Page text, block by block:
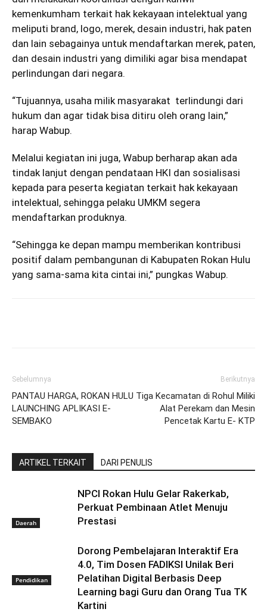
kemenkumham terkait hak kekayaan intelektual yang
meliputi brand, logo, merek, desain industri, hak paten
dan lain sebagainya untuk mendaftarkan merek, paten,
dan desain industri yang dimiliki agar bisa mendapat
perlindungan dari negara.
“Tujuannya, usaha milik masyarakat terlindungi dari
hukum dan agar tidak bisa ditiru oleh orang lain,”
harap Wabup.
Melalui kegiatan ini juga, Wabup berharap akan ada
tindak lanjut dengan pendataan HKI dan sosialisasi
kepada para peserta kegiatan terkait hak kekayaan
intelektual, sehingga pelaku UMKM segera
mendaftarkan produknya.
“Sehingga ke depan mampu memberikan kontribusi
positif dalam pembangunan di Kabupaten Rokan Hulu
yang sama-sama kita cintai ini,” pungkas Wabup.
Sebelumnya
PANTAU HARGA, ROKAN HULU
LAUNCHING APLIKASI E-
SEMBAKO
Berikutnya
Tiga Kecamatan di Rohul Miliki
Alat Perekam dan Mesin
Pencetak Kartu E- KTP
ARTIKEL TERKAIT DARI PENULIS
Daerah
NPCI Rokan Hulu Gelar Rakerkab,
Perkuat Pembinaan Atlet Menuju
Prestasi
Pendidikan
Dorong Pembelajaran Interaktif Era
4.0, Tim Dosen FADIKSI Unilak Beri
Pelatihan Digital Berbasis Deep
Learning bagi Guru dan Orang Tua TK
Kartini